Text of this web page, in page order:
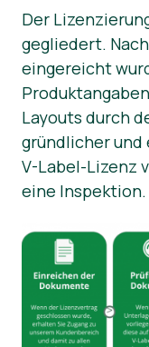
Der
gegliedert.
eingereicht
Layouts durch
gründlicher
V-Label-Lizenz
eine Inspektion.